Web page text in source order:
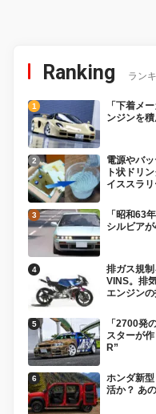
Ranking ラン
「下着メ
ンジンを
電源やバ
ト状ドリ
イススラ
「昭和63
シルビア
排ガス規制
VINS。排
エンジン
「2700発
スターが
R”
ホンダ新
活か？ あ